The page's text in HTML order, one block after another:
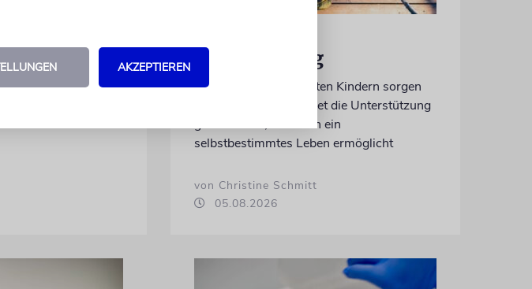
Hermlin
Ein
Hilfe im Alltag
Familien mit behinderten Kindern sorgen
sich, dass ausgerechnet die Unterstützung
gekürzt wird, die ihnen ein
selbstbestimmtes Leben ermöglicht
von Christine Schmitt
05.08.2026
AKZEPTIEREN